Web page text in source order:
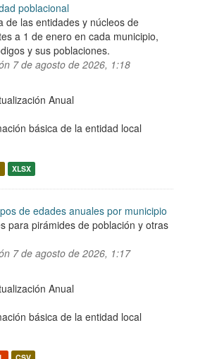
poblacional
de las entidades y núcleos de
a 1 de enero en cada municipio,
y sus poblaciones.
7 de agosto de 2026, 1:18
Anual
básica de la entidad local
XLSX
de edades anuales por municipio
para pirámides de población y otras
7 de agosto de 2026, 1:17
Anual
básica de la entidad local